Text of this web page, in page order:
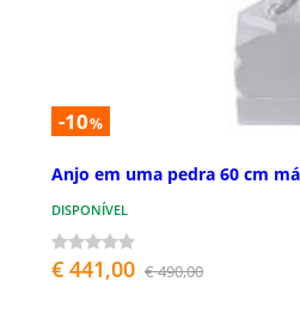
-10%
Anjo em uma pedra 60 cm
DISPONÍVEL
€ 441,00 € 490,00